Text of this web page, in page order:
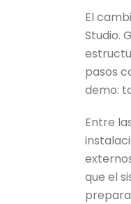
El
Studio.
pasos
demo:
Entre
que el